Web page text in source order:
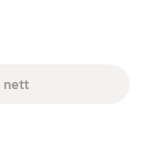
nett